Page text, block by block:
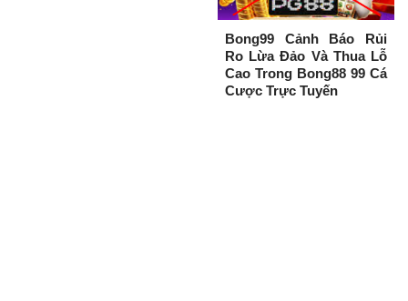
Bong99 Cảnh Báo Rủi
Ro Lừa Đảo Và Thua Lỗ
Cao Trong Bong88 99 Cá
Cược Trực Tuyến